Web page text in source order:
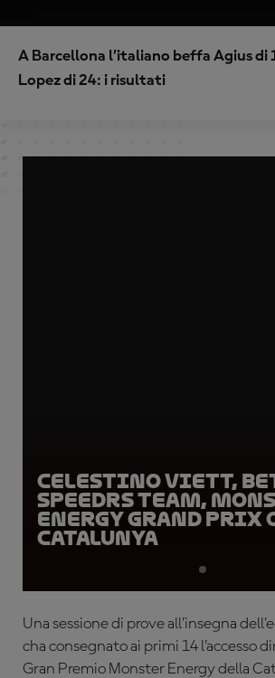
A Barcellona l’italiano beffa Agius di
Lopez di 24: i risultati
Celestino Viett,
SpeedRS Team,
Energy Grand Prix
Catalunya
Una sessione di prove all’insegna
cha consegnato ai primi 14 l’accesso
Gran Premio Monster Energy della